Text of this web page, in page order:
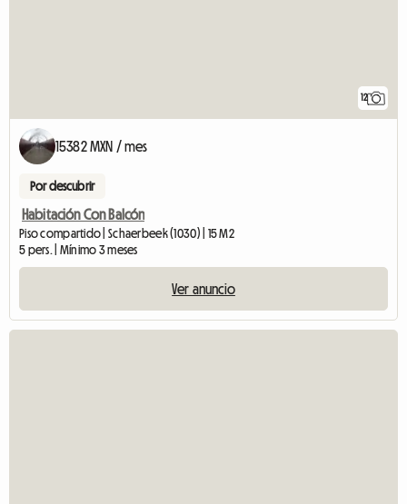
12
15382 MXN / mes
Por descubrir
Habitación Con Balcón
Piso compartido | Schaerbeek (1030) | 15 M2
5 pers. | Mínimo 3 meses
Ver anuncio